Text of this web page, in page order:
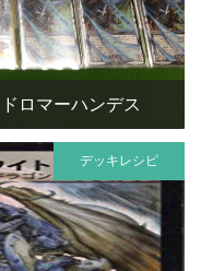
ロマーハンデス
デッキレシピ